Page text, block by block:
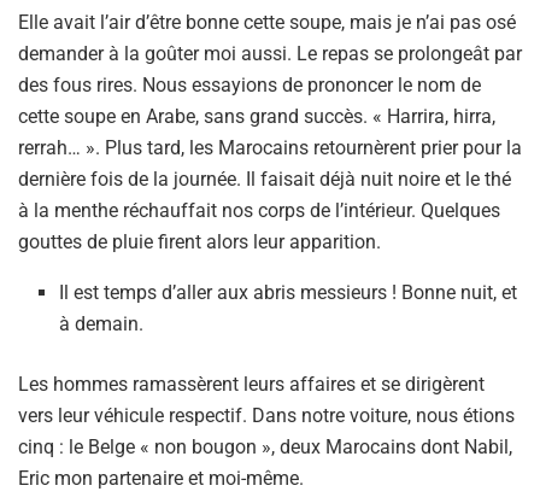
Elle avait l’air d’être bonne cette soupe, mais je n’ai pas osé
demander à la goûter moi aussi. Le repas se prolongeât par
des fous rires. Nous essayions de prononcer le nom de
cette soupe en Arabe, sans grand succès. « Harrira, hirra,
rerrah… ». Plus tard, les Marocains retournèrent prier pour la
dernière fois de la journée. Il faisait déjà nuit noire et le thé
à la menthe réchauffait nos corps de l’intérieur. Quelques
gouttes de pluie firent alors leur apparition.
Il est temps d’aller aux abris messieurs ! Bonne nuit, et
à demain.
Les hommes ramassèrent leurs affaires et se dirigèrent
vers leur véhicule respectif. Dans notre voiture, nous étions
cinq : le Belge « non bougon », deux Marocains dont Nabil,
Eric mon partenaire et moi-même.